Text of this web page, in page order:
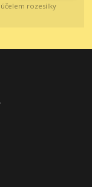
účelem rozesílky